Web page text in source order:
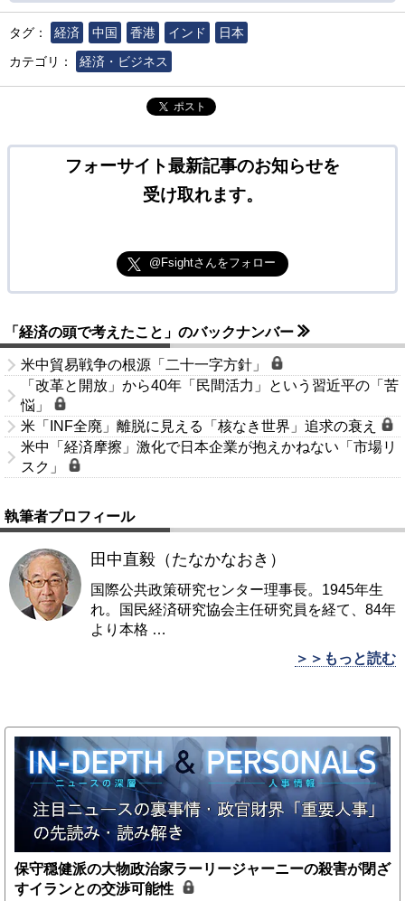
タグ： 経済 中国 香港 インド
日本
カテゴリ：
経済・ビジネス
ポスト
フォーサイト最新記事のお知らせを
受け取れます。
@Fsightさんをフォロー
「経済の頭で考えたこと」のバックナンバー
米中貿易戦争の根源「二十一字方針」
「改革と開放」から40年「民間活力」という習近平の「苦
悩」
米「INF全廃」離脱に見える「核なき世界」追求の衰え
米中「経済摩擦」激化で日本企業が抱えかねない「市場リ
スク」
執筆者プロフィール
田中直毅（たなかなおき）
国際公共政策研究センター理事長。1945年生
れ。国民経済研究協会主任研究員を経て、84年
より本格 …
＞＞もっと読む
保守穏健派の大物政治家ラーリージャーニーの殺害が閉ざ
すイランとの交渉可能性